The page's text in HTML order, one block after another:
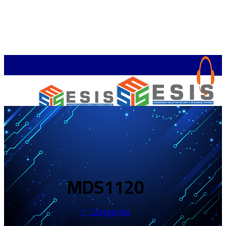
KSA: +966545074043
+201060605616
KSA:
+966545074043
01066716754
+201060605616
الرئيسية
المدونة
الخدمات
أنظمة حماية
معدات تعليمية
MDS1120
Categories